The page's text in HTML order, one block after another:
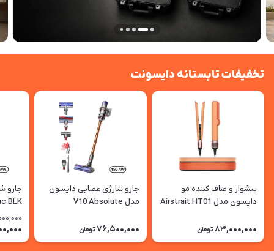
تخفیفات تابستانه دایسونت
سشوار و صاف کننده مو
دایسون مدل Airstrait HT01
83,000,000 تومان
جارو شارژی عصایی دایسون
مدل V10 Absolute
76,500,000 تومان
جارو
BLK